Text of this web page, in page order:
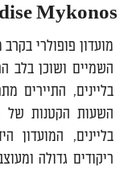
Mykonos
מועדון פופולרי
השמיים ושוכן בלב
בליינים, התיירים
השעות הקטנות של
בליינים, המועדון